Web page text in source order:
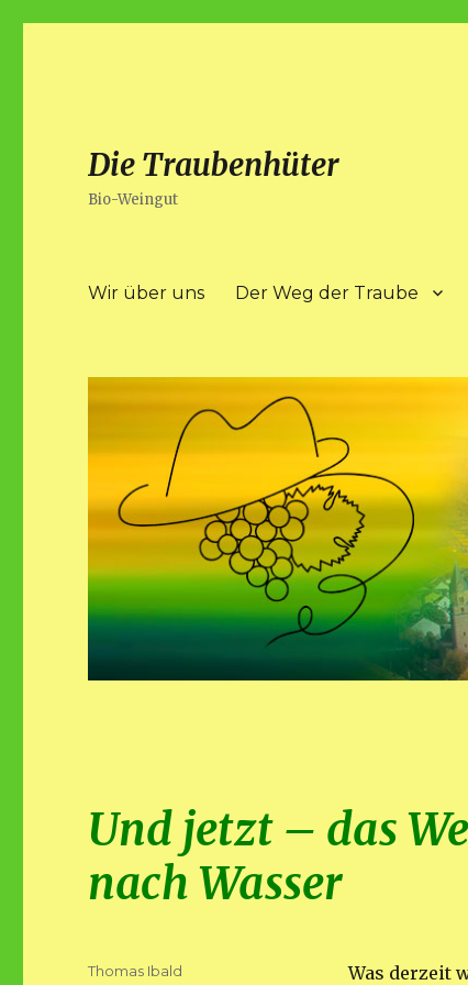
Die Traubenhüter
Bio-Weingut
Wir über uns Der Weg der Traube
Und jetzt – das
nach Wasser
Was derzeit
Autor
Thomas Ibald